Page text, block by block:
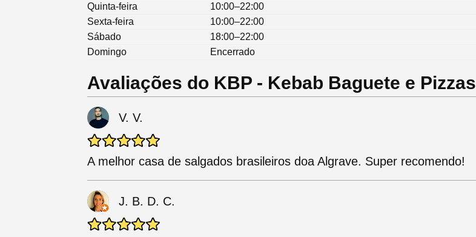
Quinta-feira
10:00–22:00
Sexta-feira
10:00–22:00
Sábado
18:00–22:00
Domingo
Encerrado
Avaliações do KBP - Kebab Baguete e Pizzas
V. V.
A melhor casa de salgados brasileiros doa Algrave. Super recomendo!
J. B. D. C.